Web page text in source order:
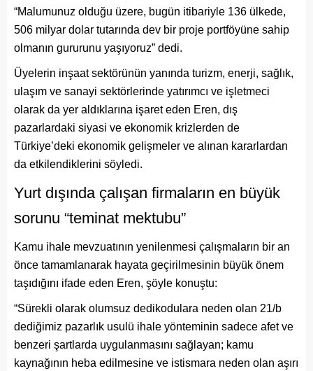
“Malumunuz olduğu üzere, bugün itibariyle 136 ülkede,
506 milyar dolar tutarında dev bir proje portföyüne sahip
olmanın gururunu yaşıyoruz” dedi.
Üyelerin inşaat sektörünün yanında turizm, enerji, sağlık,
ulaşım ve sanayi sektörlerinde yatırımcı ve işletmeci
olarak da yer aldıklarına işaret eden Eren, dış
pazarlardaki siyasi ve ekonomik krizlerden de
Türkiye’deki ekonomik gelişmeler ve alınan kararlardan
da etkilendiklerini söyledi.
Yurt dışında çalışan firmaların en büyük
sorunu “teminat mektubu”
Kamu ihale mevzuatının yenilenmesi çalışmaların bir an
önce tamamlanarak hayata geçirilmesinin büyük önem
taşıdığını ifade eden Eren, şöyle konuştu:
“Sürekli olarak olumsuz dedikodulara neden olan 21/b
dediğimiz pazarlık usulü ihale yönteminin sadece afet ve
benzeri şartlarda uygulanmasını sağlayan; kamu
kaynağının heba edilmesine ve istismara neden olan aşırı